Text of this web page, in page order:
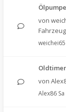
von
weichei65
von
Alex86